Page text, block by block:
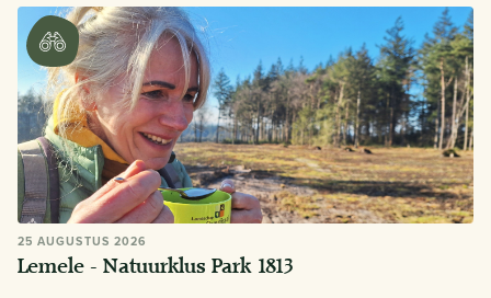
25 AUGUSTUS 2026
Lemele - Natuurklus Park 1813